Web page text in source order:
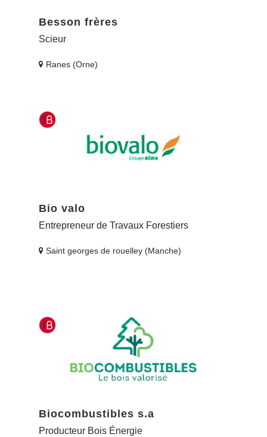
Besson frères
Scieur
Ranes (Orne)
Bio valo
Entrepreneur de Travaux Forestiers
Saint georges de rouelley (Manche)
Biocombustibles s.a
Producteur Bois Énergie